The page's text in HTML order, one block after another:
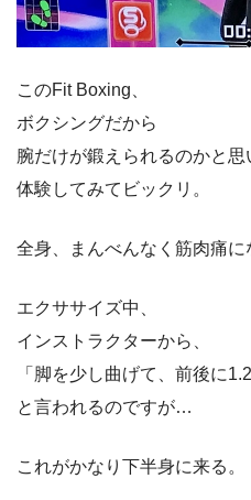
このFit Boxing、
ボクシングだから
腕だけが鍛えられるのかと思
体験してみてビックリ。
全身、まんべんなく筋肉痛に
エクササイズ中、
インストラクターから、
「脚を少し曲げて、前後に
と言われるのですが…
これがかなり下半身に来る。